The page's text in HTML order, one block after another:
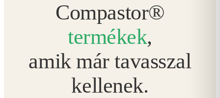
Compastor®
termékek,
amik már tavasszal
kellenek.